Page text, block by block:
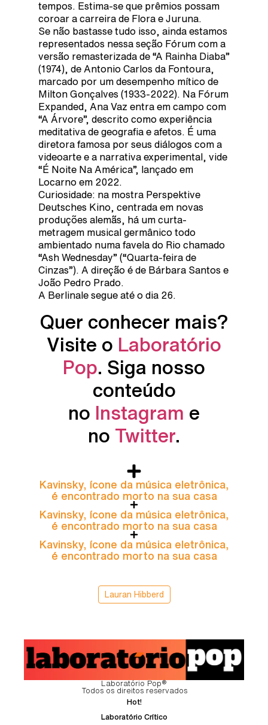
tempos. Estima-se que prêmios possam
coroar a carreira de Flora e Juruna.
Se não bastasse tudo isso, ainda estamos
representados nessa seção Fórum com a
versão remasterizada de “A Rainha Diaba”
(1974), de Antonio Carlos da Fontoura,
marcado por um desempenho mítico de
Milton Gonçalves (1933-2022). Na Fórum
Expanded, Ana Vaz entra em campo com
“A Árvore”, descrito como experiência
meditativa de geografia e afetos. É uma
diretora famosa por seus diálogos com a
videoarte e a narrativa experimental, vide
“É Noite Na América”, lançado em
Locarno em 2022.
Curiosidade: na mostra Perspektive
Deutsches Kino, centrada em novas
produções alemãs, há um curta-
metragem musical germânico todo
ambientado numa favela do Rio chamado
“Ash Wednesday” (“Quarta-feira de
Cinzas”). A direção é de Bárbara Santos e
João Pedro Prado.
A Berlinale segue até o dia 26.
Quer conhecer mais?
Visite o Laboratório
Pop. Siga nosso
conteúdo
no Instagram e
no Twitter.
Kavinsky, ícone da música eletrônica,
é encontrado morto na sua casa
Kavinsky, ícone da música eletrônica,
é encontrado morto na sua casa
Kavinsky, ícone da música eletrônica,
é encontrado morto na sua casa
Lauran Hibberd
Laboratório Pop®
Todos os direitos reservados
Hot!
Laboratório Crítico